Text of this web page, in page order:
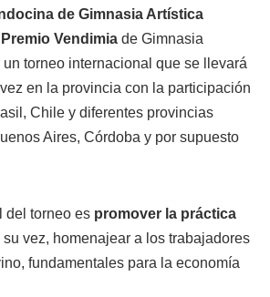
de Gimnasia Artística
Vendimia de Gimnasia
torneo internacional que se llevará
en la provincia con la participación
Chile y diferentes provincias
Aires, Córdoba y por supuesto
del torneo es promover la práctica
su vez, homenajear a los trabajadores
fundamentales para la economía